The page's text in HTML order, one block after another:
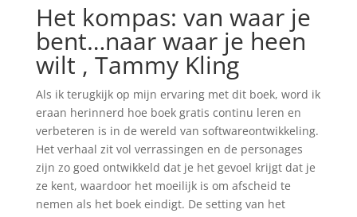
Het kompas: van waar je
bent…naar waar je heen
wilt , Tammy Kling
Als ik terugkijk op mijn ervaring met dit boek, word ik
eraan herinnerd hoe boek gratis continu leren en
verbeteren is in de wereld van softwareontwikkeling.
Het verhaal zit vol verrassingen en de personages
zijn zo goed ontwikkeld dat je het gevoel krijgt dat je
ze kent, waardoor het moeilijk is om afscheid te
nemen als het boek eindigt. De setting van het